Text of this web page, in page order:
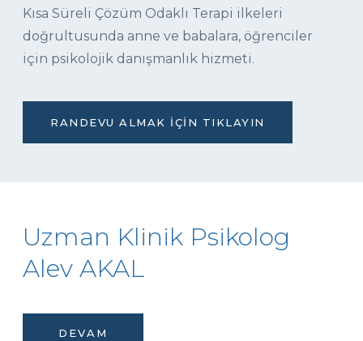
Kısa Süreli Çözüm Odaklı Terapi ilkeleri
doğrultusunda anne ve babalara, öğrenciler
için psikolojik danışmanlık hizmeti.
RANDEVU ALMAK İÇIN TIKLAYIN
Uzman Klinik Psikolog
Alev AKAL
DEVAM